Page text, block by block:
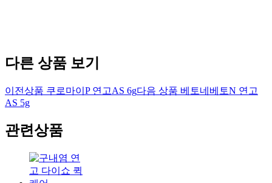
다른 상품 보기
이전상품 쿠로마이P 연고AS 6g다음 상품 베토네베토N 연고
AS 5g
관련상품